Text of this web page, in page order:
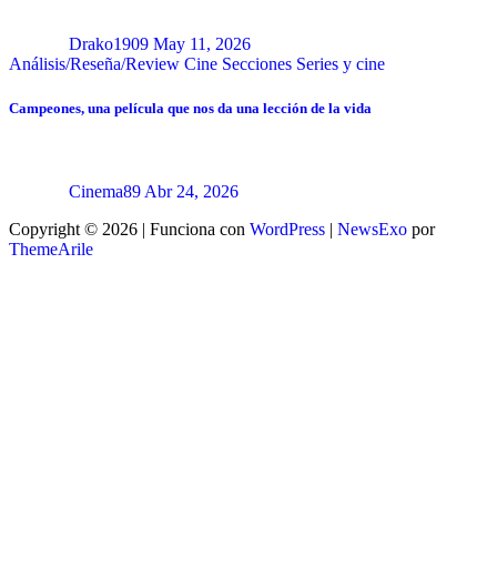
Drako1909 May 11, 2026
Análisis/Reseña/Review Cine Secciones Series y cine
Campeones, una película que nos da una lección de la vida
Cinema89 Abr 24, 2026
Copyright © 2026 | Funciona con WordPress | NewsExo por
ThemeArile